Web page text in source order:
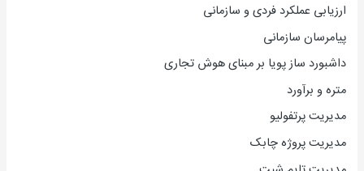
ارزیابی عملکرد فردی و سازمانی
پیامرسان سازمانی
داشبورد ساز پویا بر مبنای هوش تجاری
متره و برآورد
مدیریت پرتفولیو
مدیریت پروژه چابک